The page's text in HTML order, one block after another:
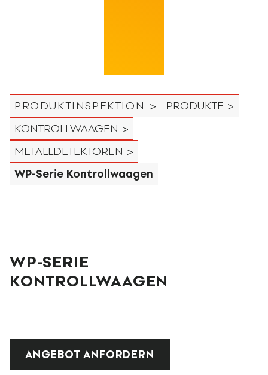
PRODUKTINSPEKTION >
PRODUKTE >
KONTROLLWAAGEN >
METALLDETEKTOREN >
WP-Serie Kontrollwaagen
WP-SERIE
KONTROLLWAAGEN
ANGEBOT ANFORDERN